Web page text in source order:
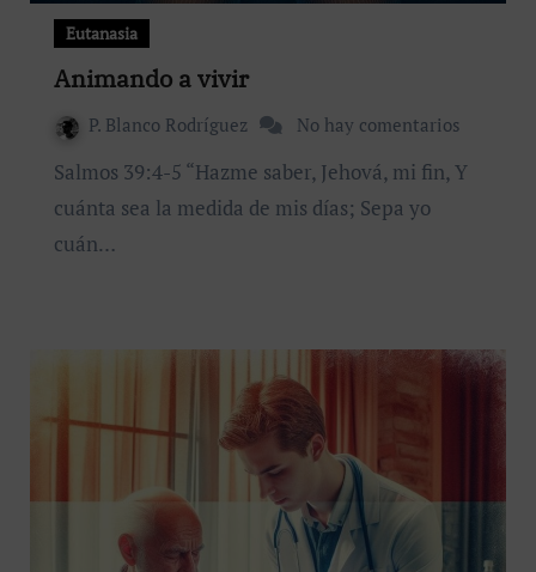
Eutanasia
Animando a vivir
P. Blanco Rodríguez No hay comentarios
Salmos 39:4-5 “Hazme saber, Jehová, mi fin, Y
cuánta sea la medida de mis días; Sepa yo
cuán…